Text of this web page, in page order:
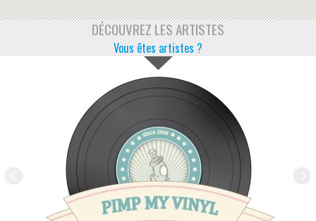
DÉCOUVREZ LES ARTISTES
Vous êtes artistes ?